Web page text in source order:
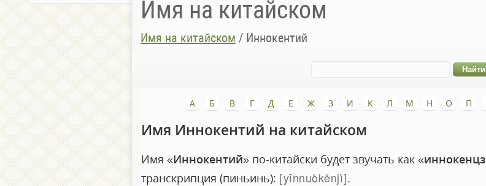
Имя на китайском
Имя на китайском / Иннокентий
А Б В Г Д Е Ж З И К Л М Н О П
Имя Иннокентий на китайском
Имя «Иннокентий» по-китайски будет звучать как «
транскрипция (пиньинь): yīnnuòkěnjì .